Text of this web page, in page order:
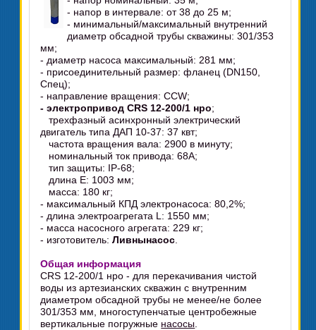
- напор в интервале: от 38 до 25 м;
- минимальный/максимальный внутренний
диаметр обсадной трубы скважины: 301/353
мм;
- диаметр насоса максимальный: 281 мм;
- присоединительный размер: фланец (DN150,
Спец);
- направление вращения: CCW;
- электропривод CRS 12-200/1 нро;
трехфазный асинхронный электрический
двигатель типа ДАП 10-37: 37 квт;
частота вращения вала: 2900 в минуту;
номинальный ток привода: 68А;
тип защиты: IP-68;
длина E: 1003 мм;
масса: 180 кг;
- максимальный КПД электронасоса: 80,2%;
- длина электроагрегата L: 1550 мм;
- масса насосного агрегата: 229 кг;
- изготовитель:Ливнынасос
Общая информация
CRS 12-200/1 нро - для перекачивания чистой
воды из артезианских скважин с внутренним
диаметром обсадной трубы не менее/не более
301/353 мм, многоступенчатые центробежные
вертикальные погружные насосы